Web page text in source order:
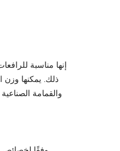
إنها مناسبة
ذلك. يمكنها وزن
والقمامة